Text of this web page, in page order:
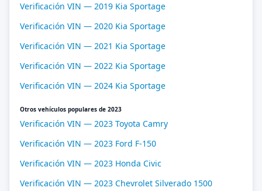
Verificación VIN — 2019 Kia Sportage
Verificación VIN — 2020 Kia Sportage
Verificación VIN — 2021 Kia Sportage
Verificación VIN — 2022 Kia Sportage
Verificación VIN — 2024 Kia Sportage
Otros vehículos populares de 2023
Verificación VIN — 2023 Toyota Camry
Verificación VIN — 2023 Ford F-150
Verificación VIN — 2023 Honda Civic
Verificación VIN — 2023 Chevrolet Silverado 1500